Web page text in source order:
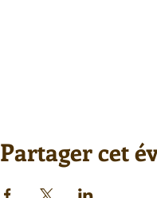
Partager cet